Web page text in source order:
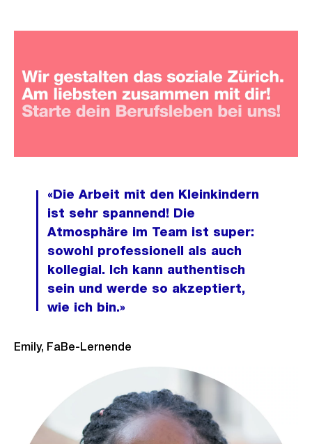
«Die Arbeit mit den Kleinkindern
ist sehr spannend! Die
Atmosphäre im Team ist super:
sowohl professionell als auch
kollegial. Ich kann authentisch
sein und werde so akzeptiert,
wie ich bin.»
Emily, FaBe-Lernende